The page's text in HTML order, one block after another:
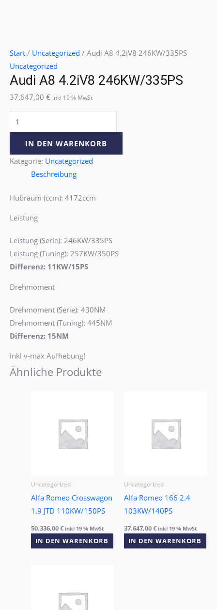
Start / Uncategorized / Audi A8 4.2iV8 246KW/335PS
Uncategorized
Audi A8 4.2iV8 246KW/335PS
37.647,00 € inkl 19 % MwSt
IN DEN WARENKORB
Kategorie: Uncategorized
Beschreibung
Hubraum (ccm): 4172ccm
Leistung
Leistung (Serie): 246KW/335PS
Leistung (Tuning): 257KW/350PS
Differenz: 11KW/15PS
Drehmoment
Drehmoment (Serie): 430NM
Drehmoment (Tuning): 445NM
Differenz: 15NM
inkl v-max Aufhebung!
Ähnliche Produkte
Uncategorized
Alfa Romeo Crosswagon
1.9 JTD 110KW/150PS
50.336,00€ inkl 19 % MwSt
IN DEN WARENKORB
Uncategorized
Alfa Romeo 166 2.4
103KW/140PS
37.647,00€ inkl 19 % MwSt
IN DEN WARENKORB